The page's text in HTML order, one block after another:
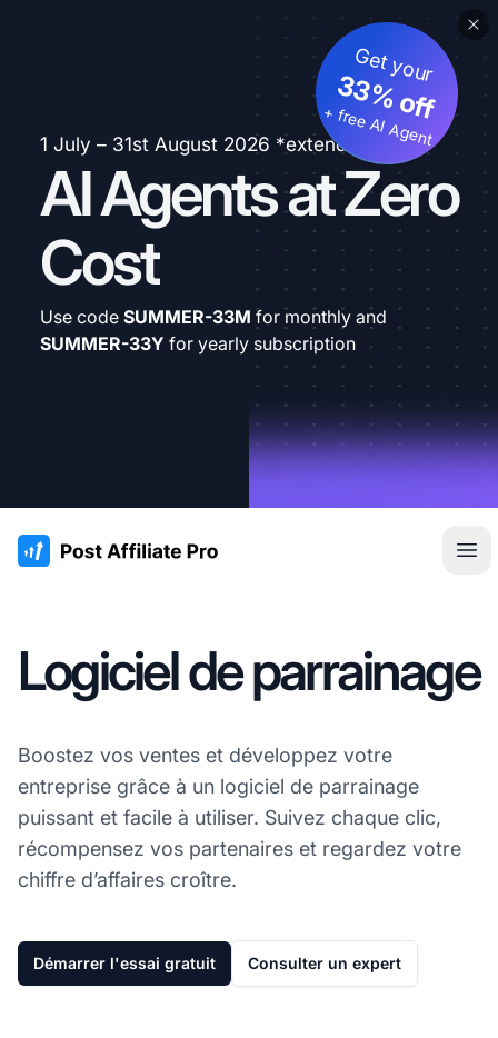
1 July – 31st August 2026 *extended
AI Agents at Zero
Cost
Get your
33% off
+ free AI Agent
Use code SUMMER-33M for monthly and
SUMMER-33Y for yearly subscription
:site.title
Logiciel de parrainage
Boostez vos ventes et développez votre
entreprise grâce à un logiciel de parrainage
puissant et facile à utiliser. Suivez chaque clic,
récompensez vos partenaires et regardez votre
chiffre d’affaires croître.
Démarrer l'essai gratuit Consulter un expert